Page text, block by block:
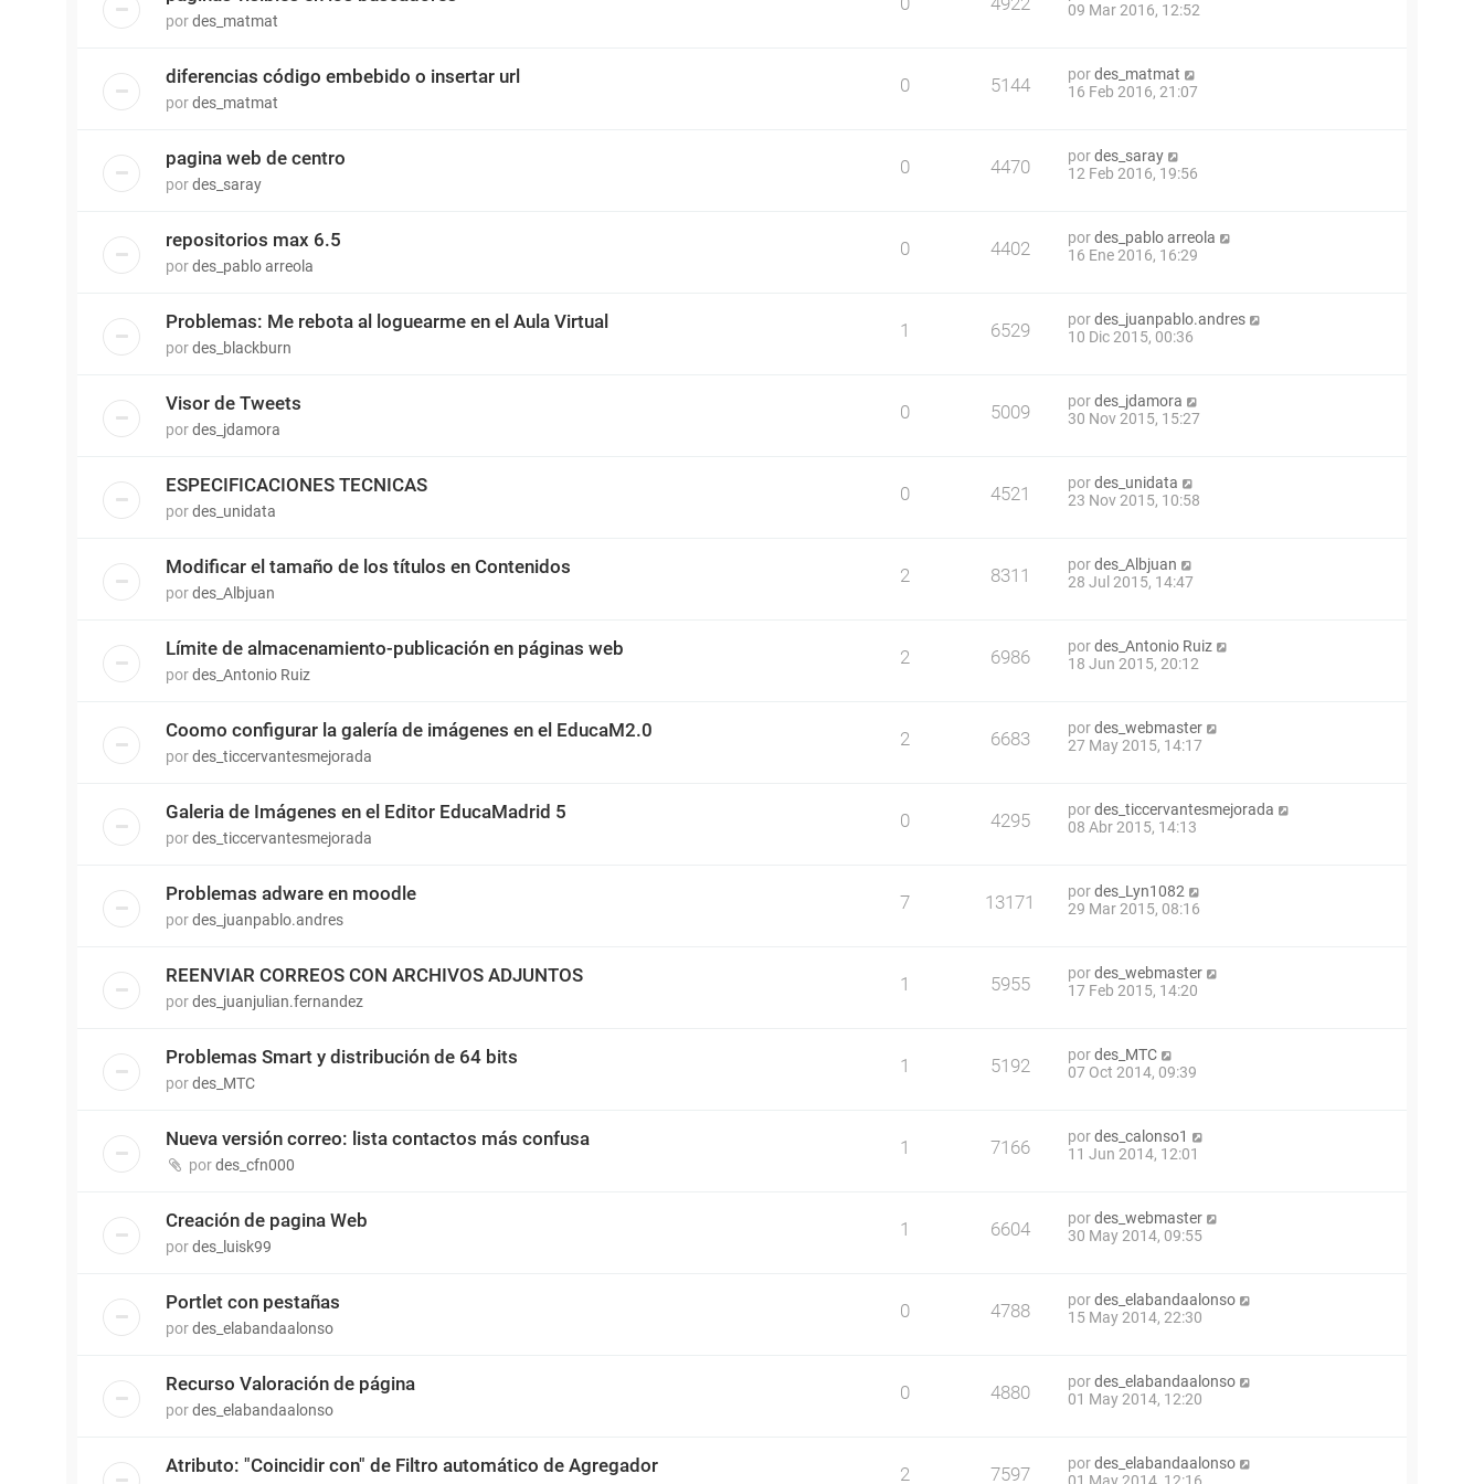
pordes_matmat
09 Mar 2016, 12:52
diferencias código embebido o insertar url
pordes_matmat
0 5144 pordes_matmat
16 Feb 2016, 21:07
pagina web de centro
pordes_saray
0 4470 pordes_saray
12 Feb 2016, 19:56
repositorios max 6.5
pordes_pablo arreola
0 4402 pordes_pablo arreola
16 Ene 2016, 16:29
Problemas: Me rebota al loguearme en el Aula Virtual
pordes_blackburn
1 6529 pordes_juanpablo.andres
10 Dic 2015, 00:36
Visor de Tweets
pordes_jdamora
0 5009 pordes_jdamora
30 Nov 2015, 15:27
ESPECIFICACIONES TECNICAS
pordes_unidata
0 4521 pordes_unidata
23 Nov 2015, 10:58
Modificar el tamaño de los títulos en Contenidos
pordes_Albjuan
2 8311 pordes_Albjuan
28 Jul 2015, 14:47
Límite de almacenamiento-publicación en páginas web
pordes_Antonio Ruiz
2 6986 pordes_Antonio Ruiz
18 Jun 2015, 20:12
Coomo configurar la galería de imágenes en el EducaM2.0
pordes_ticcervantesmejorada
2 6683 pordes_webmaster
27 May 2015, 14:17
Galeria de Imágenes en el Editor EducaMadrid 5
pordes_ticcervantesmejorada
0 4295 pordes_ticcervantesmejorada
08 Abr 2015, 14:13
Problemas adware en moodle
pordes_juanpablo.andres
7 13171 pordes_Lyn1082
29 Mar 2015, 08:16
REENVIAR CORREOS CON ARCHIVOS ADJUNTOS
pordes_juanjulian.fernandez
1 5955 pordes_webmaster
17 Feb 2015, 14:20
Problemas Smart y distribución de 64 bits
pordes_MTC
1 5192 pordes_MTC
07 Oct 2014, 09:39
Nueva versión correo: lista contactos más confusa
pordes_cfn000
1 7166 pordes_calonso1
11 Jun 2014, 12:01
Creación de pagina Web
pordes_luisk99
1 6604 pordes_webmaster
30 May 2014, 09:55
Portlet con pestañas
pordes_elabandaalonso
0 4788 pordes_elabandaalonso
15 May 2014, 22:30
Recurso Valoración de página
pordes_elabandaalonso
0 4880 pordes_elabandaalonso
01 May 2014, 12:20
Atributo: "Coincidir con" de Filtro automático de Agregador 2 7597 pordes_elabandaalonso